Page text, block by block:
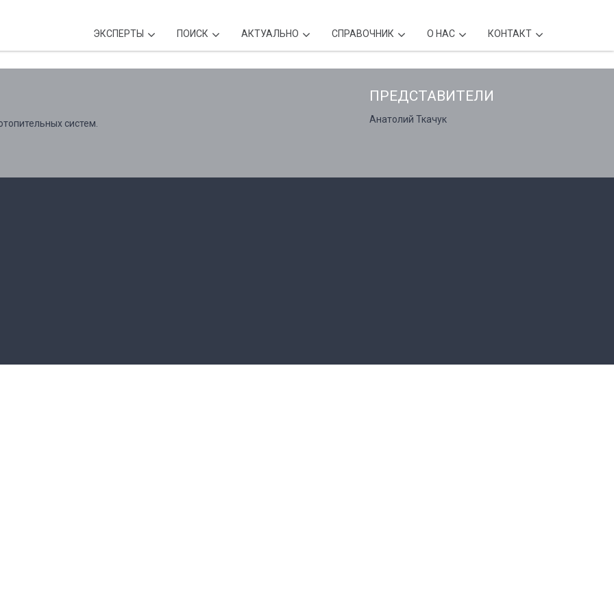
ЭКСПЕРТЫ ПОИСК АКТУАЛЬНО CПРАВОЧНИК О НАС КОНТАКТ
систем.
ПРЕДСТАВИТЕЛИ
Анатолий Ткачук